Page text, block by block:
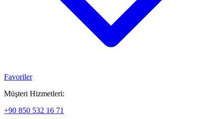
Favoriler
Müşteri Hizmetleri:
+90 850 532 16 71